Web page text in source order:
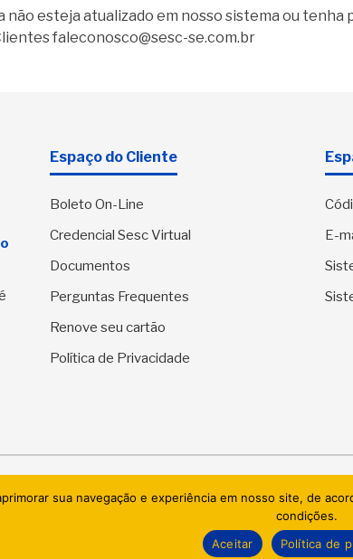
não esteja atualizado em nosso sistema ou
faleconosco@sesc-se.com.br
Espaço do Cliente
Boleto On-Line
Credencial Sesc Virtual
Documentos
Perguntas Frequentes
Renove seu cartão
Política de Privacidade
E-
AI.BRAZIL TECHNOLOGIES &
sua navegação e experiência em nosso site, de
condições.
Aceitar
Política de